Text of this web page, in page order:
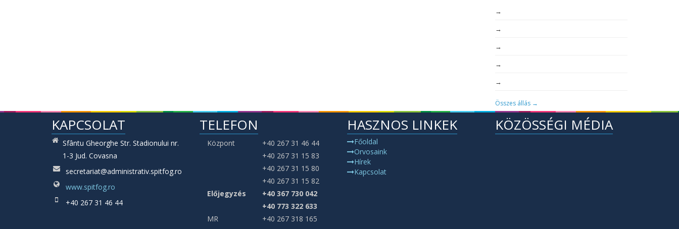
→
→
→
→
→
Összes állás →
KAPCSOLAT
Sfântu Gheorghe Str. Stadionului nr.
1-3 Jud. Covasna
secretariat@administrativ.spitfog.ro
www.spitfog.ro
+40 267 31 46 44
TELEFON
Központ
+40 267 31 46 44
+40 267 31 15 83
+40 267 31 15 80
+40 267 31 15 82
Előjegyzés
+40 367 730 042
+40 773 322 633
MR
+40 267 318 165
HASZNOS LINKEK
Főoldal
Orvosaink
Hírek
Kapcsolat
KÖZÖSSÉGI MÉDIA